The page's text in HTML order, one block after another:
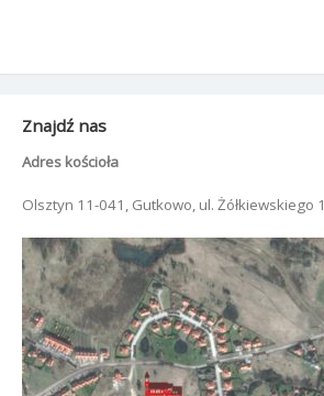
Znajdź nas
Adres kościoła
Olsztyn 11-041, Gutkowo, ul. Żółkiewskiego 1